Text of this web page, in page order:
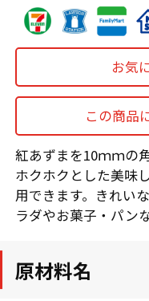
お気
この商品
紅あずまを10ｍｍの
ホクホクとした美味
用できます。きれい
ラダやお菓子・パン
原材料名